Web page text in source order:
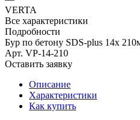
VERTA
Все характеристики
Подробности
Бур по бетону SDS-plus 14х
Арт. VP-14-210
Оставить заявку
Описание
Характеристики
Как купить